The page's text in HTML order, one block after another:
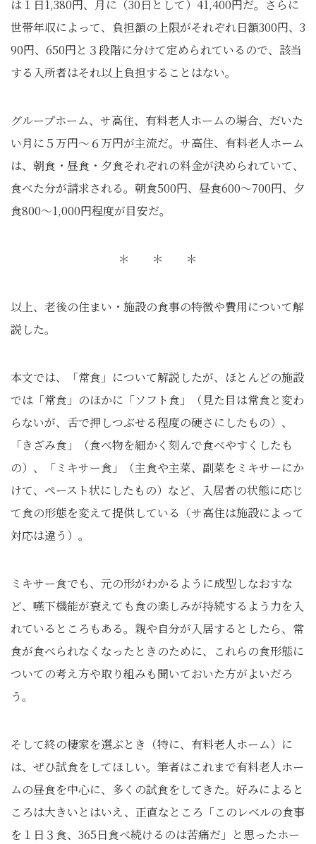
は１日1,380円、月に（30日として）41,400円だ。さらに
世帯年収によって、負担額の上限がそれぞれ日額300円、3
90円、650円と３段階に分けて定められているので、該当
する入所者はそれ以上負担することはない。
グループホーム、サ高住、有料老人ホームの場合、だいた
い月に５万円～６万円が主流だ。サ高住、有料老人ホーム
は、朝食・昼食・夕食それぞれの料金が決められていて、
食べた分が請求される。朝食500円、昼食600～700円、夕
食800～1,000円程度が目安だ。
＊ ＊ ＊
以上、老後の住まい・施設の食事の特徴や費用について解
説した。
本文では、「常食」について解説したが、ほとんどの施設
では「常食」のほかに「ソフト食」（見た目は常食と変わ
らないが、舌で押しつぶせる程度の硬さにしたもの）、
「きざみ食」（食べ物を細かく刻んで食べやすくしたも
の）、「ミキサー食」（主食や主菜、副菜をミキサーにか
けて、ペースト状にしたもの）など、入居者の状態に応じ
て食の形態を変えて提供している（サ高住は施設によって
対応は違う）。
ミキサー食でも、元の形がわかるように成型しなおすな
ど、嚥下機能が衰えても食の楽しみが持続するよう力を入
れているところもある。親や自分が入居するとしたら、常
食が食べられなくなったときのために、これらの食形態に
ついての考え方や取り組みも聞いておいた方がよいだろ
う。
そして終の棲家を選ぶとき（特に、有料老人ホーム）に
は、ぜひ試食をしてほしい。筆者はこれまで有料老人ホー
ムの昼食を中心に、多くの試食をしてきた。好みによると
ころは大きいとはいえ、正直なところ「このレベルの食事
を１日３食、365日食べ続けるのは苦痛だ」と思ったホー